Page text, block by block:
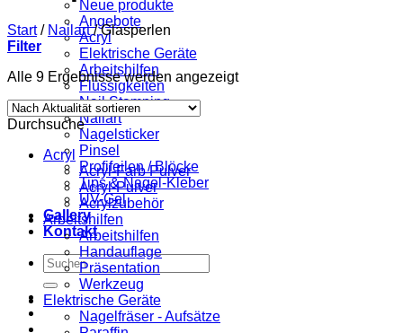
Neue produkte
Angebote
Acryl
Elektrische Geräte
Arbeitshilfen
Flüssigkeiten
Nail Stamping
Nailart
Nagelsticker
Pinsel
Profifeilen / Blöcke
Tips & Nagel-Kleber
UV-Gel
Gallery
Kontakt
Suchen
nach:
Start / Nailart /Glasperlen
Filter
Alle 9 Ergebnisse werden angezeigtNach
Durchsuche
Acryl
Acryl-Farb Pulver
Acryl-Pulver
Acrylzubehör
Arbeitshilfen
Arbeitshilfen
Handauflage
Präsentation
Werkzeug
Elektrische Geräte
Nagelfräser - Aufsätze